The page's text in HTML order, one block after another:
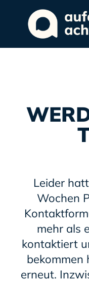
Leider
Wochen
mehr als
kontaktiert
bekommen
erneut.